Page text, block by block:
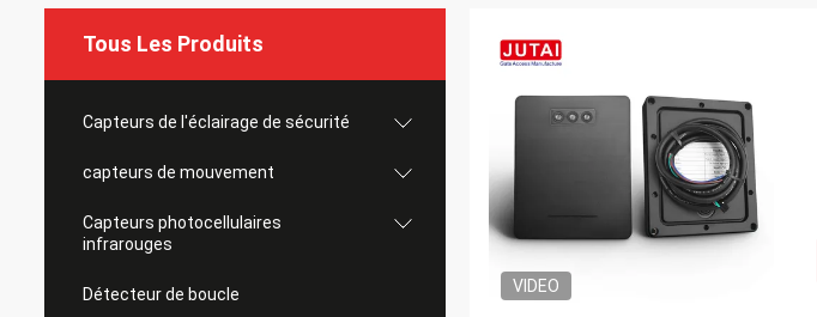
Tous Les Produits
Capteurs de l'éclairage de sécurité
capteurs de mouvement
Capteurs photocellulaires
infrarouges
Détecteur de boucle VIDEO